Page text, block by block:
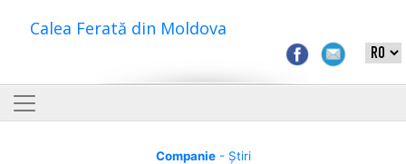
Calea Ferată din Moldova
Companie- Știri